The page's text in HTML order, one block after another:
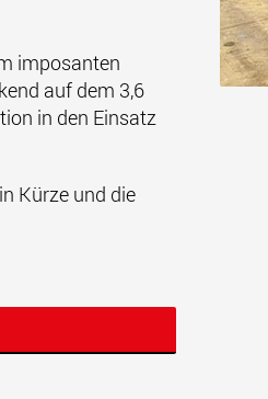
imposanten
auf dem 3,6
in den Einsatz
Kürze und die